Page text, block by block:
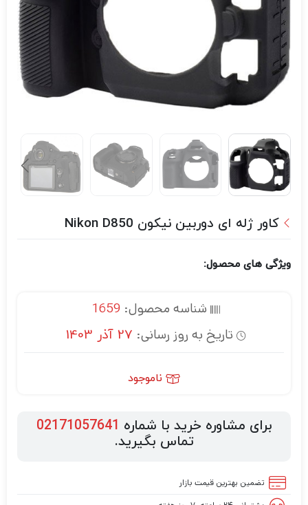
کاور ژله ای دوربین نیکون Nikon D850
ویژگی های محصول:
شناسه محصول:1659
تاریخ به روز رسانی: 27 آذر 1403
ناموجود
برای مشاوره خرید با شماره 02171057641
تماس بگیرید.
تضمین بهترین قیمت بازار